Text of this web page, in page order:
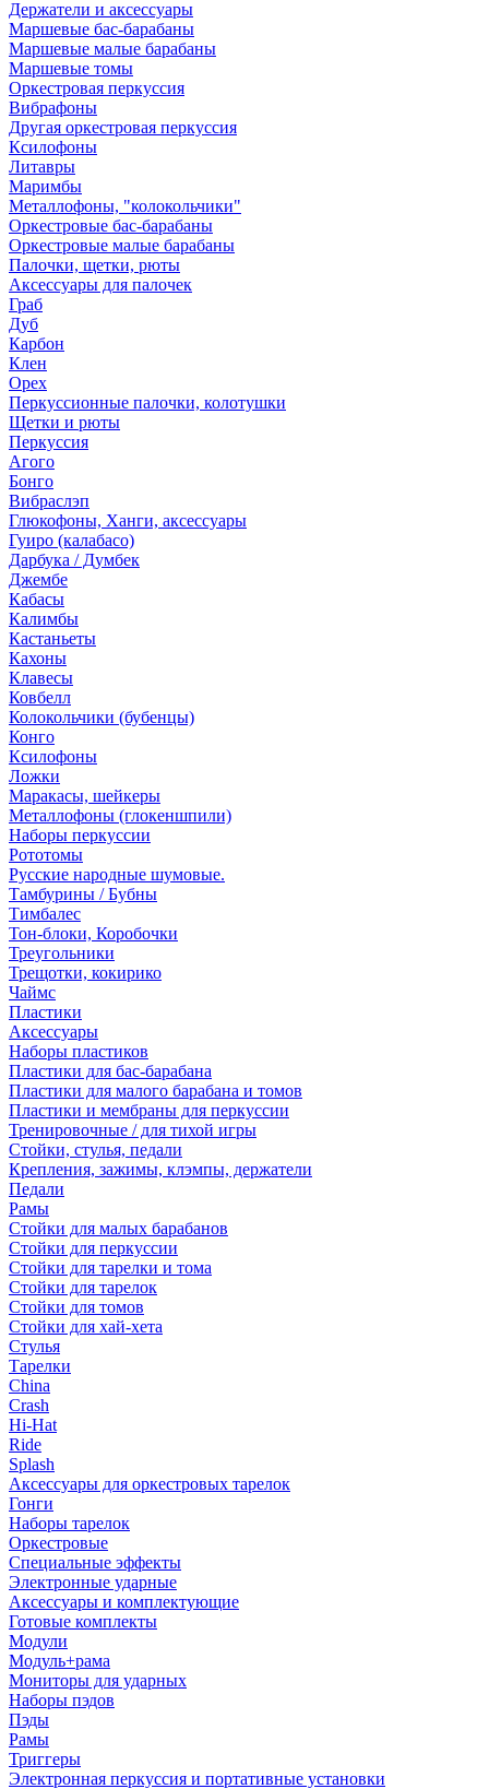
Держатели и аксессуары
Маршевые бас-барабаны
Маршевые малые барабаны
Маршевые томы
Оркестровая перкуссия
Вибрафоны
Другая оркестровая перкуссия
Ксилофоны
Литавры
Маримбы
Металлофоны, "колокольчики"
Оркестровые бас-барабаны
Оркестровые малые барабаны
Палочки, щетки, рюты
Аксессуары для палочек
Граб
Дуб
Карбон
Клен
Орех
Перкуссионные палочки, колотушки
Щетки и рюты
Перкуссия
Агого
Бонго
Вибраслэп
Глюкофоны, Ханги, аксессуары
Гуиро (калабасо)
Дарбука / Думбек
Джембе
Кабасы
Калимбы
Кастаньеты
Кахоны
Клавесы
Ковбелл
Колокольчики (бубенцы)
Конго
Ксилофоны
Ложки
Маракасы, шейкеры
Металлофоны (глокеншпили)
Наборы перкуссии
Рототомы
Русские народные шумовые.
Тамбурины / Бубны
Тимбалес
Тон-блоки, Коробочки
Треугольники
Трещотки, кокирико
Чаймс
Пластики
Аксессуары
Наборы пластиков
Пластики для бас-барабана
Пластики для малого барабана и томов
Пластики и мембраны для перкуссии
Тренировочные / для тихой игры
Стойки, стулья, педали
Крепления, зажимы, клэмпы, держатели
Педали
Рамы
Стойки для малых барабанов
Стойки для перкуссии
Стойки для тарелки и тома
Стойки для тарелок
Стойки для томов
Стойки для хай-хета
Стулья
Тарелки
China
Crash
Hi-Hat
Ride
Splash
Аксессуары для оркестровых тарелок
Гонги
Наборы тарелок
Оркестровые
Специальные эффекты
Электронные ударные
Аксессуары и комплектующие
Готовые комплекты
Модули
Модуль+рама
Мониторы для ударных
Наборы пэдов
Пэды
Рамы
Триггеры
Электронная перкуссия и портативные установки